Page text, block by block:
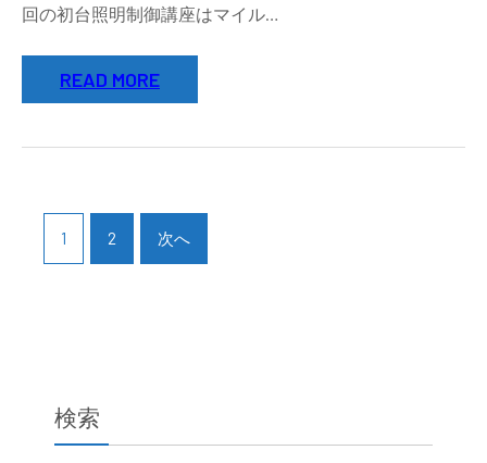
回の初台照明制御講座はマイル…
READ MORE
1 2 次へ
検索